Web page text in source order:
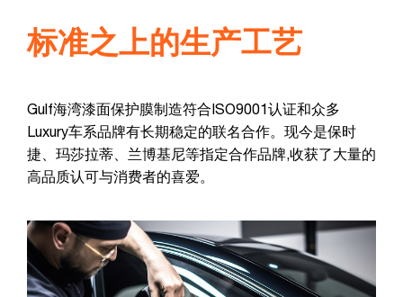
标准之上的生产工艺
Gulf海湾漆面保护膜制造符合ISO9001认证和众多
Luxury车系品牌有长期稳定的联名合作。现今是保时
捷、玛莎拉蒂、兰博基尼等指定合作品牌,收获了大量的
高品质认可与消费者的喜爱。